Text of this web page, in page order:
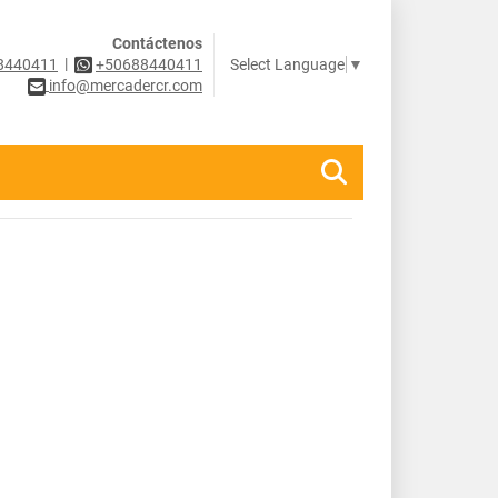
Contáctenos
|
+50688440411
info@mercadercr.com
Select Language ▼